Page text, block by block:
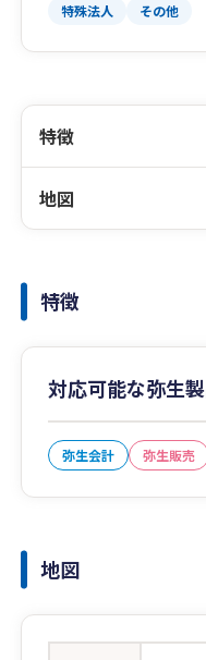
特殊法人
その他
特徴
地図
特徴
対応可能な弥生
弥生会計 弥生販売
地図